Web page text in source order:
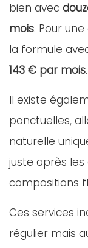
bien avec
mois. Pour
la formule
143 € par mois.
Il existe
ponctuelles,
naturelle
juste après les
compositions
Ces services
régulier mais